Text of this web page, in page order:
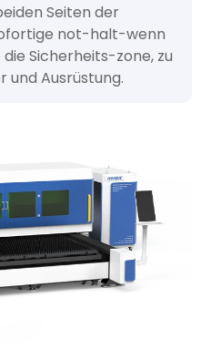
Seiten der
not-halt-wenn
Sicherheits-zone, zu
und Ausrüstung.